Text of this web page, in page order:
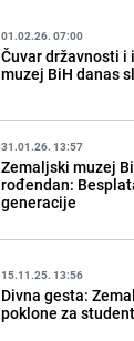
01.02.26. 07:00
Čuvar državnosti
muzej BiH danas
31.01.26. 13:57
Zemaljski muzej
rođendan:
generacije
15.11.25. 13:56
Divna gesta:
poklone za